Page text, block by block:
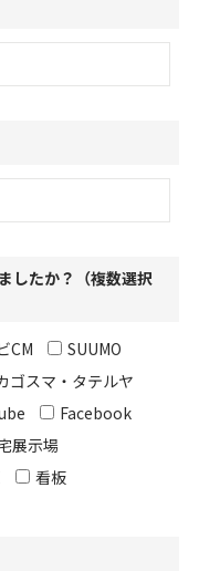
したか？（複数選択
CM
SUUMO
ゴスマ・タテルヤ
Facebook
展示場
看板